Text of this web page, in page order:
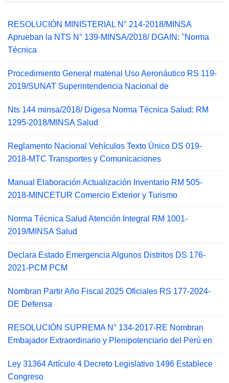
RESOLUCIÓN MINISTERIAL N° 214-2018/MINSA
Aprueban la NTS N° 139-MINSA/2018/ DGAIN: "Norma
Técnica
Procedimiento General material Uso Aeronáutico RS 119-
2019/SUNAT Superintendencia Nacional de
Nts 144 minsa/2018/ Digesa Norma Técnica Salud: RM
1295-2018/MINSA Salud
Reglamento Nacional Vehículos Texto Único DS 019-
2018-MTC Transportes y Comunicaciones
Manual Elaboración Actualización Inventario RM 505-
2018-MINCETUR Comercio Exterior y Turismo
Norma Técnica Salud Atención Integral RM 1001-
2019/MINSA Salud
Declara Estado Emergencia Algunos Distritos DS 176-
2021-PCM PCM
Nombran Partir Año Fiscal 2025 Oficiales RS 177-2024-
DE Defensa
RESOLUCIÓN SUPREMA N° 134-2017-RE Nombran
Embajador Extraordinario y Plenipotenciario del Perú en
Ley 31364 Artículo 4 Decreto Legislativo 1496 Establece
Congreso